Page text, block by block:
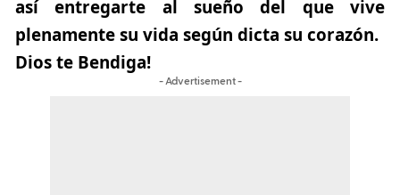
así entregarte al sueño del que vive
plenamente su vida según dicta su corazón.
Dios te Bendiga!
- Advertisement -